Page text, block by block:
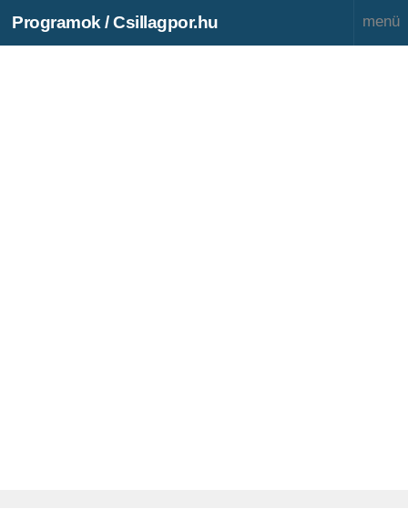
Programok / Csillagpor.hu